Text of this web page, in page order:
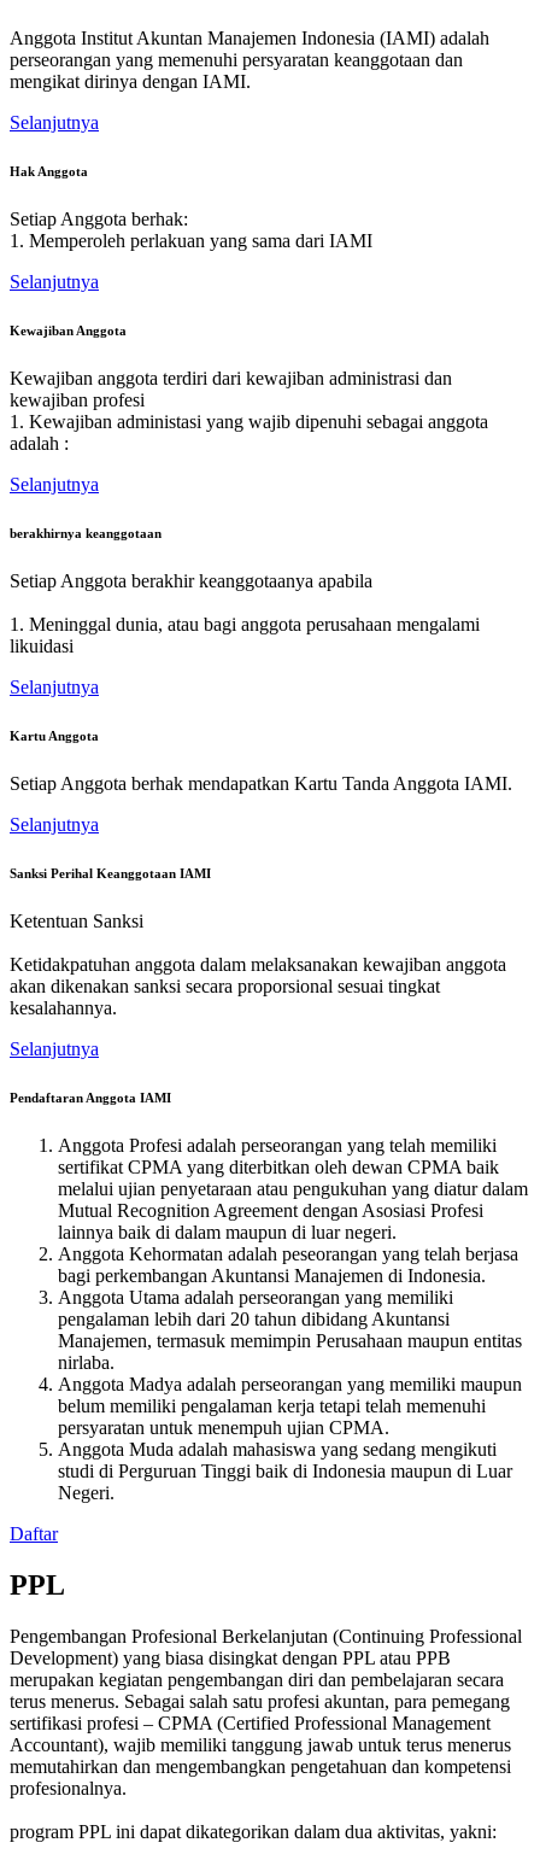
Anggota Institut Akuntan Manajemen Indonesia (IAMI) adalah
perseorangan yang memenuhi persyaratan keanggotaan dan
mengikat dirinya dengan IAMI.
Selanjutnya
Hak Anggota
Setiap Anggota berhak:
1. Memperoleh perlakuan yang sama dari IAMI
Selanjutnya
Kewajiban Anggota
Kewajiban anggota terdiri dari kewajiban administrasi dan
kewajiban profesi
1. Kewajiban administasi yang wajib dipenuhi sebagai anggota
adalah :
Selanjutnya
berakhirnya keanggotaan
Setiap Anggota berakhir keanggotaanya apabila
1. Meninggal dunia, atau bagi anggota perusahaan mengalami
likuidasi
Selanjutnya
Kartu Anggota
Setiap Anggota berhak mendapatkan Kartu Tanda Anggota IAMI.
Selanjutnya
Sanksi Perihal Keanggotaan IAMI
Ketentuan Sanksi
Ketidakpatuhan anggota dalam melaksanakan kewajiban anggota
akan dikenakan sanksi secara proporsional sesuai tingkat
kesalahannya.
Selanjutnya
Pendaftaran Anggota IAMI
Anggota Profesi adalah perseorangan yang telah memiliki
sertifikat CPMA yang diterbitkan oleh dewan CPMA baik
melalui ujian penyetaraan atau pengukuhan yang diatur dalam
Mutual Recognition Agreement dengan Asosiasi Profesi
lainnya baik di dalam maupun di luar negeri.
Anggota Kehormatan adalah peseorangan yang telah berjasa
bagi perkembangan Akuntansi Manajemen di Indonesia.
Anggota Utama adalah perseorangan yang memiliki
pengalaman lebih dari 20 tahun dibidang Akuntansi
Manajemen, termasuk memimpin Perusahaan maupun entitas
nirlaba.
Anggota Madya adalah perseorangan yang memiliki maupun
belum memiliki pengalaman kerja tetapi telah memenuhi
persyaratan untuk menempuh ujian CPMA.
Anggota Muda adalah mahasiswa yang sedang mengikuti
studi di Perguruan Tinggi baik di Indonesia maupun di Luar
Negeri.
Daftar
PPL
Pengembangan Profesional Berkelanjutan (Continuing Professional
Development) yang biasa disingkat dengan PPL atau PPB
merupakan kegiatan pengembangan diri dan pembelajaran secara
terus menerus. Sebagai salah satu profesi akuntan, para pemegang
sertifikasi profesi – CPMA (Certified Professional Management
Accountant), wajib memiliki tanggung jawab untuk terus menerus
memutahirkan dan mengembangkan pengetahuan dan kompetensi
profesionalnya.
program PPL ini dapat dikategorikan dalam dua aktivitas, yakni: